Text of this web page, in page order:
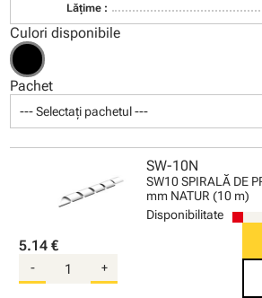
Lăţime :
Culori disponibile
Pachet
--- Selectați pachetul ---
SW-10N
SW10 SPIRALĂ DE
mm NATUR (10 m)
Disponibilitate
5.14 €
- +